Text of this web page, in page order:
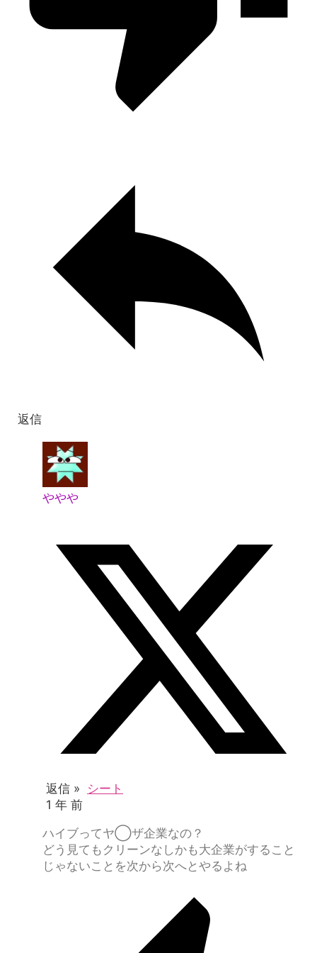
返信
ややや
返信 » シート
1 年 前
ハイブってヤ◯ザ企業なの？
どう見てもクリーンなしかも大企業がすること
じゃないことを次から次へとやるよね